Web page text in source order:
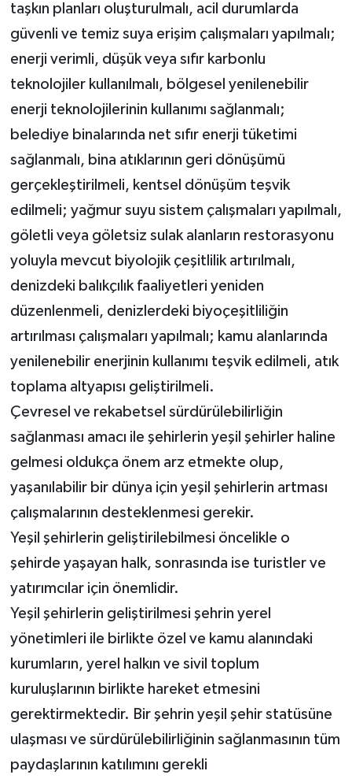
taşkın planları oluşturulmalı, acil durumlarda
güvenli ve temiz suya erişim çalışmaları yapılmalı;
enerji verimli, düşük veya sıfır karbonlu
teknolojiler kullanılmalı, bölgesel yenilenebilir
enerji teknolojilerinin kullanımı sağlanmalı;
belediye binalarında net sıfır enerji tüketimi
sağlanmalı, bina atıklarının geri dönüşümü
gerçekleştirilmeli, kentsel dönüşüm teşvik
edilmeli; yağmur suyu sistem çalışmaları yapılmalı,
göletli veya göletsiz sulak alanların restorasyonu
yoluyla mevcut biyolojik çeşitlilik artırılmalı,
denizdeki balıkçılık faaliyetleri yeniden
düzenlenmeli, denizlerdeki biyoçeşitliliğin
artırılması çalışmaları yapılmalı; kamu alanlarında
yenilenebilir enerjinin kullanımı teşvik edilmeli, atık
toplama altyapısı geliştirilmeli.
Çevresel ve rekabetsel sürdürülebilirliğin
sağlanması amacı ile şehirlerin yeşil şehirler haline
gelmesi oldukça önem arz etmekte olup,
yaşanılabilir bir dünya için yeşil şehirlerin artması
çalışmalarının desteklenmesi gerekir.
Yeşil şehirlerin geliştirilebilmesi öncelikle o
şehirde yaşayan halk, sonrasında ise turistler ve
yatırımcılar için önemlidir.
Yeşil şehirlerin geliştirilmesi şehrin yerel
yönetimleri ile birlikte özel ve kamu alanındaki
kurumların, yerel halkın ve sivil toplum
kuruluşlarının birlikte hareket etmesini
gerektirmektedir. Bir şehrin yeşil şehir statüsüne
ulaşması ve sürdürülebilirliğinin sağlanmasının tüm
paydaşlarının katılımını gerekli